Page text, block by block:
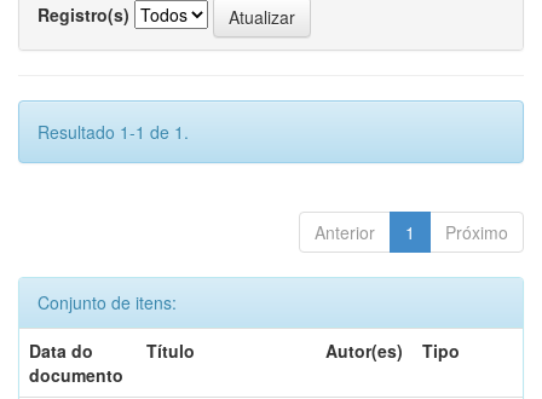
Registro(s)
Resultado 1-1 de 1.
Anterior 1 Próximo
Conjunto de itens:
Data do
documento
Título Autor(es) Tipo